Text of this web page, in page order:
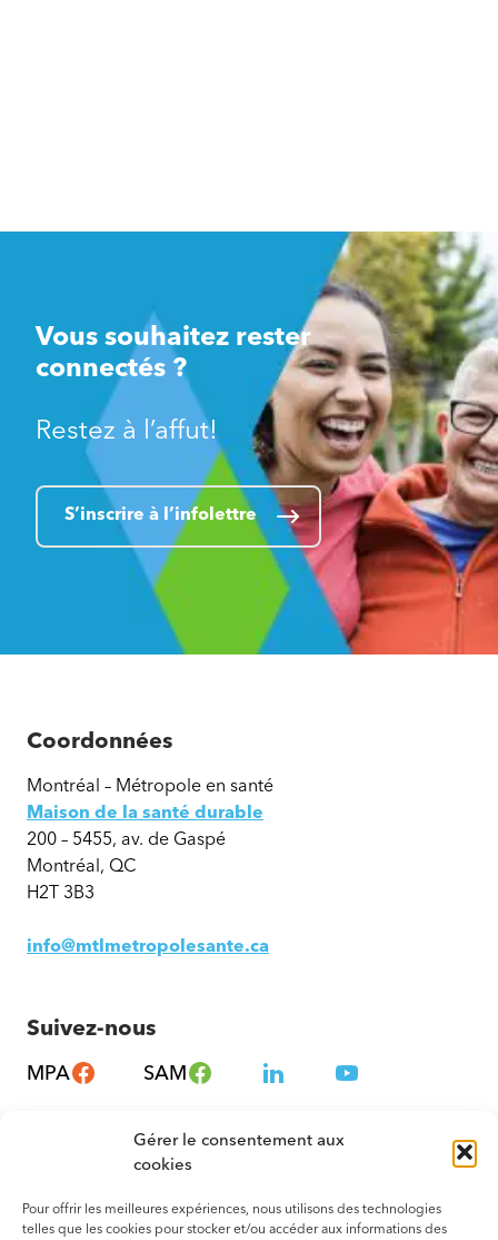
Gérer le consentement aux
cookies
Pour offrir les meilleures expériences, nous utilisons des technologies
telles que les cookies pour stocker et/ou accéder aux informations des
Vous souhaitez rester
connectés ?
Restez à l’affut!
S’inscrire à l’infolettre
Coordonnées
Montréal – Métropole en santé
Maison de la santé durable
200 – 5455, av. de Gaspé
Montréal, QC
H2T 3B3
info@mtlmetropolesante.ca
Suivez-nous
MPA SAM